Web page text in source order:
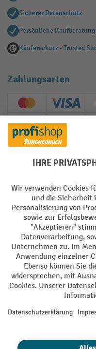
Sicherer Datenschutz
Persönliche Kaufberatung
Käuferschutz - Trusted
Zahlungsarten
Creditcard (Master)
PayPal
Soziale Netzwerke
Impressum
Barrierefreiheit
Alle Preise exkl. gesetzl.
Nachnahmegebühren, wenn
¹ Der Rabatt gilt so lange der
oder Gutscheinen ist nicht
eingelöst werden. Die Höhe